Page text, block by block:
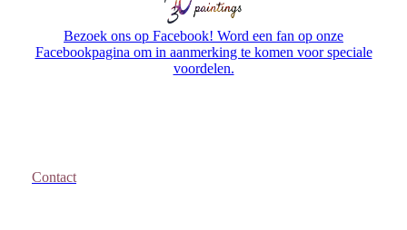
Bezoek ons op Facebook! Word een fan op onze
Facebookpagina om in aanmerking te komen voor speciale
voordelen.
Contact